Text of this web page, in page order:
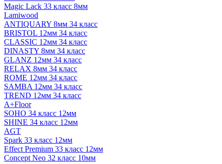
Magic Lack 33 класс 8мм
Lamiwood
ANTIQUARY 8мм 34 класс
BRISTOL 12мм 34 класс
CLASSIC 12мм 34 класс
DINASTY 8мм 34 класс
GLANZ 12мм 34 класс
RELAX 8мм 34 класс
ROME 12мм 34 класс
SAMBA 12мм 34 класс
TREND 12мм 34 класс
A+Floor
SOHO 34 класс 12мм
SHINE 34 класс 12мм
AGT
Spark 33 класс 12мм
Effect Premium 33 класс 12мм
Concept Neo 32 класс 10мм